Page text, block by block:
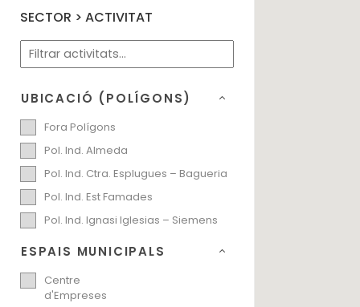
SECTOR > ACTIVITAT
UBICACIÓ (POLÍGONS)
Fora Polígons
Pol. Ind. Almeda
Pol. Ind. Ctra. Esplugues – Bagueria
Pol. Ind. Est Famades
Pol. Ind. Ignasi Iglesias – Siemens
ESPAIS MUNICIPALS
Centre
d'Empreses